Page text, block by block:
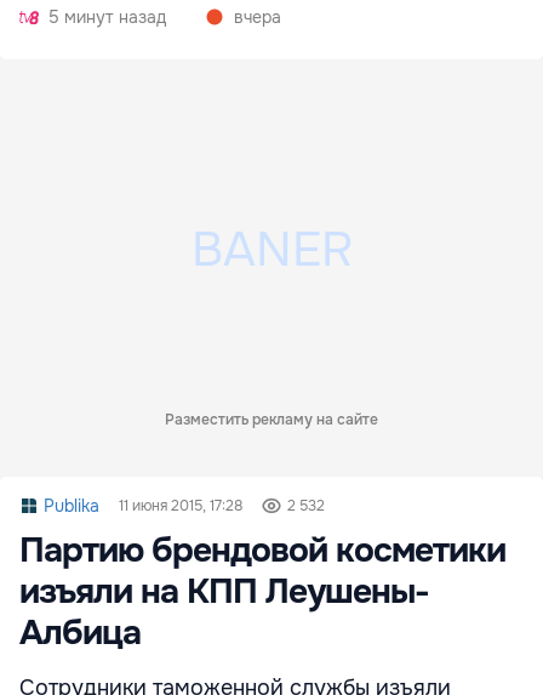
5 минут назад
вчера
Разместить рекламу на сайте
Publika 11 июня 2015, 17:28 2 532
Партию брендовой косметики
изъяли на КПП Леушены-
Албица
Сотрудники таможенной службы изъяли